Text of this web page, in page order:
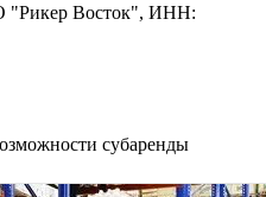
"Рикер Восток", ИНН:
субаренды